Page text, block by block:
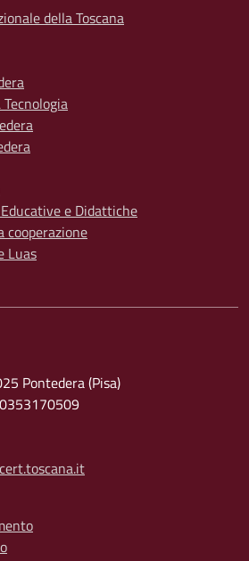
della Toscana
Educative e Didattiche
cooperazione
Luas
Pontedera (Pisa)